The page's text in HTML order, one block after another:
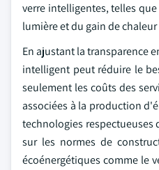
verre intelligentes, telles
lumière et du gain de
En ajustant la transparence
intelligent peut réduire le
seulement les coûts des
associées à la production
technologies
sur les normes de
écoénergétiques comme le